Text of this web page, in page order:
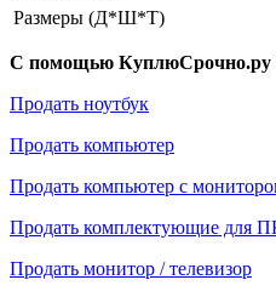
Размеры (Д*Ш*Т)
С помощью КуплюСрочно.ру
Продать ноутбук
Продать компьютер
Продать компьютер с
Продать комплектующие для
Продать монитор / телевизор